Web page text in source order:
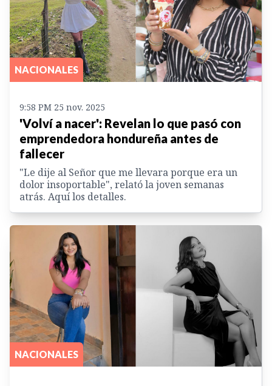
NACIONALES
9:58 PM 25 nov. 2025
'Volví a nacer': Revelan lo que pasó con
emprendedora hondureña antes de
fallecer
"Le dije al Señor que me llevara porque era un
dolor insoportable", relató la joven semanas
atrás. Aquí los detalles.
NACIONALES